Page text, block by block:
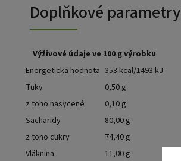
Doplňkové parametry
Výživové údaje ve 100 g výrobku
Energetická hodnota 353 kcal/1493 kJ
Tuky
0,50 g
z toho nasycené
0,10 g
Sacharidy
80,00 g
z toho cukry
74,40 g
Vláknina
11,00 g